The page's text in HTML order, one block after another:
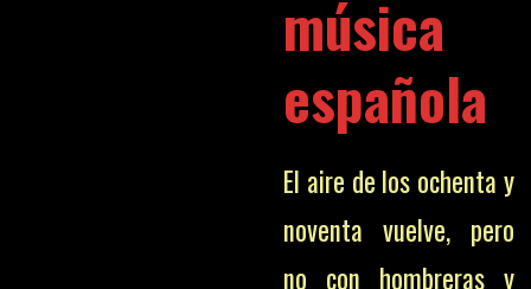
música
española
El aire de los ochenta y
noventa vuelve, pero
no con hombreras y